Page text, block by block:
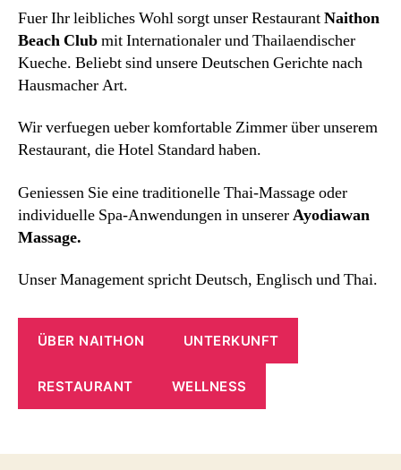
Fuer Ihr leibliches Wohl sorgt unser RestaurantNaithon
Beach Clubmit Internationaler und Thailaendischer
Kueche. Beliebt sind unsere Deutschen Gerichte nach
Hausmacher Art.
Wir verfuegen ueber komfortable Zimmer über unserem
Restaurant, die Hotel Standard haben.
Geniessen Sie eine traditionelle Thai-Massage oder
individuelle Spa-Anwendungen in unsererAyodiawan
Massage.
Unser Management spricht Deutsch, Englisch und Thai.
ÜBER NAITHON UNTERKUNFT
RESTAURANT WELLNESS